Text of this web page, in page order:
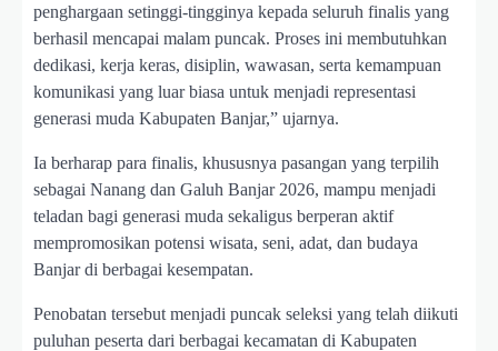
penghargaan setinggi-tingginya kepada seluruh finalis yang
berhasil mencapai malam puncak. Proses ini membutuhkan
dedikasi, kerja keras, disiplin, wawasan, serta kemampuan
komunikasi yang luar biasa untuk menjadi representasi
generasi muda Kabupaten Banjar,” ujarnya.
Ia berharap para finalis, khususnya pasangan yang terpilih
sebagai Nanang dan Galuh Banjar 2026, mampu menjadi
teladan bagi generasi muda sekaligus berperan aktif
mempromosikan potensi wisata, seni, adat, dan budaya
Banjar di berbagai kesempatan.
Penobatan tersebut menjadi puncak seleksi yang telah diikuti
puluhan peserta dari berbagai kecamatan di Kabupaten